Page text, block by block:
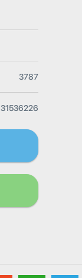
3787
31536226